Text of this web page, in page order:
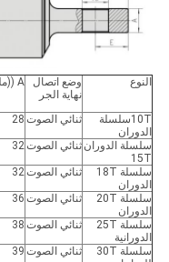
النوع
وضع اتصال
نهاية الجر
A ((ملم)
10Tسلسلة
الدوران
ثنائي الصوت 28
سلسلة الدوران
15T
ثنائي الصوت 32
سلسلة 18T
الدوران
ثنائي الصوت 32
سلسلة 20T
الدوران
ثنائي الصوت 36
سلسلة 25T
الدورانية
ثنائي الصوت 38
سلسلة 30T
ثنائي الصوت 39